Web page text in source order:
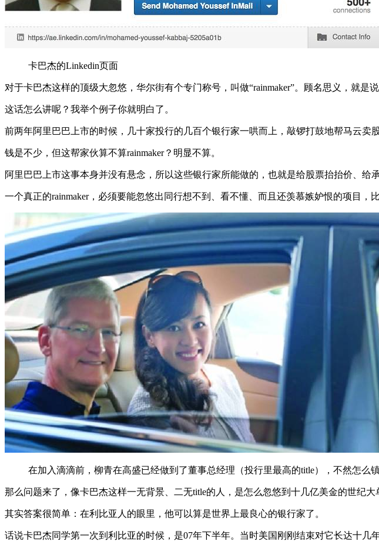
卡巴杰的Linkedin页面
对于卡巴杰这样的顶级大忽悠，华尔街有个专门称号，叫做“rainmaker”。顾名思义，就是
这话怎么讲呢？我举个例子你就明白了。
前两年阿里巴巴上市的时候，几十家投行的几百个银行家一哄而上，敲锣打鼓地帮马云卖
钱是不少，但这帮家伙算不算rainmaker？明显不算。
阿里巴巴上市这事本身并没有悬念，所以这些银行家所能做的，也就是给股票抬抬价、给
一个真正的rainmaker，必须要能忽悠出同行想不到、看不懂、而且还羡慕嫉妒恨的项目，
在加入滴滴前，柳青在高盛已经做到了董事总经理（投行里最高的title），不然怎么
那么问题来了，像卡巴杰这样一无背景、二无title的人，是怎么忽悠到十几亿美金的世纪大
其实答案很简单：在利比亚人的眼里，他可以算是世界上最良心的银行家了。
话说卡巴杰同学第一次到利比亚的时候，是07年下半年。当时美国刚刚结束对它长达十几